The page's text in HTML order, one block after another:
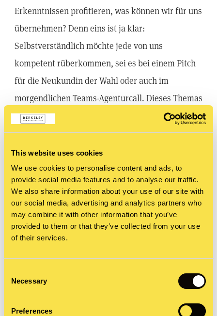
This website uses cookies
We use cookies to personalise content and ads, to
provide social media features and to analyse our traffic.
We also share information about your use of our site with
our social media, advertising and analytics partners who
may combine it with other information that you’ve
provided to them or that they’ve collected from your use
of their services.
Selection
Necessary
Preferences
Erkenntnissen profitieren, was können wir für uns
übernehmen? Denn eins ist ja klar:
Selbstverständlich möchte jede von uns
kompetent rüberkommen, sei es bei einem Pitch
für die Neukundin der Wahl oder auch im
morgendlichen Teams-Agenturcall. Dieses Themas
haben sich schon viele Medienschaffende
angenommen. Ich bin mal in mich gegangen und
habe mich und mein eigenes Verhalten, aber auch
meine Wünsche und Ansprüche an mein
Gegenüber hinterfragt.